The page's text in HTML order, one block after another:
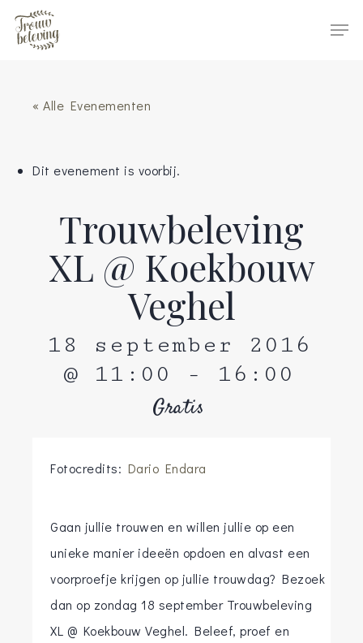
« Alle Evenementen
Dit evenement is voorbij.
Trouwbeleving
XL @ Koekbouw
Veghel
18 september 2016
@ 11:00
- 16:00
Gratis
Fotocredits: Dario Endara
Gaan jullie trouwen en willen jullie op een
unieke manier ideeën opdoen en alvast een
voorproefje krijgen op jullie trouwdag? Bezoek
dan op zondag 18 september Trouwbeleving
XL @ Koekbouw Veghel. Beleef, proef en